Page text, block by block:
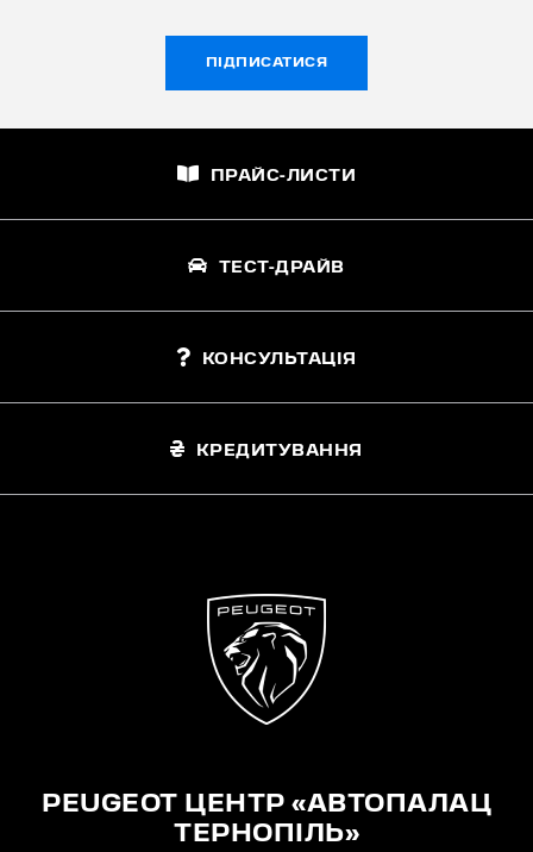
ПІДПИСАТИСЯ
ПРАЙС-ЛИСТИ
ТЕСТ-ДРАЙВ
КОНСУЛЬТАЦІЯ
КРЕДИТУВАННЯ
PEUGEOT ЦЕНТР «АВТОПАЛАЦ
ТЕРНОПІЛЬ»